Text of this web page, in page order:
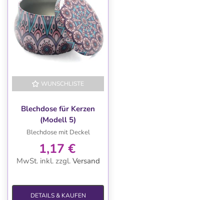
WUNSCHLISTE
Blechdose für Kerzen
(Modell 5)
Blechdose mit Deckel
1,17 €
MwSt. inkl. zzgl. Versand
DETAILS & KAUFEN